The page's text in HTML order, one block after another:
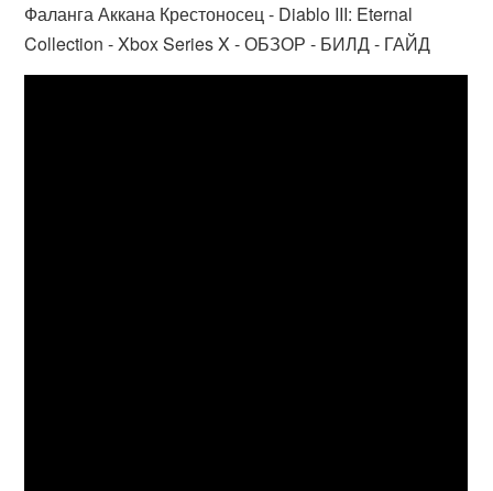
Фаланга Аккана Крестоносец - Diablo III: Eternal
Collection - Xbox Series X - ОБЗОР - БИЛД - ГАЙД